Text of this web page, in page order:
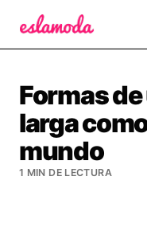
Formas
larga
mundo
1 MIN DE LECTURA